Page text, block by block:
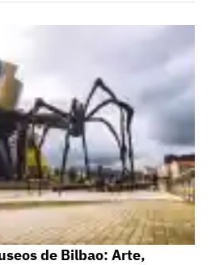
de Bilbao: Arte,